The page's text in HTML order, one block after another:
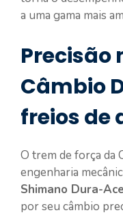
a uma gama mais
Precisão
Câmbio
freios de
O trem de força da
engenharia
Shimano Dura-
por seu câmbio